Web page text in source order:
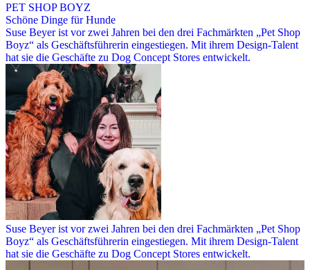
PET SHOP BOYZ
Schöne Dinge für Hunde
Suse Beyer ist vor zwei Jahren bei den drei Fachmärkten „Pet Shop
Boyz“ als Geschäftsführerin eingestiegen. Mit ihrem Design-Talent
hat sie die Geschäfte zu Dog Concept Stores entwickelt.
Suse Beyer ist vor zwei Jahren bei den drei Fachmärkten „Pet Shop
Boyz“ als Geschäftsführerin eingestiegen. Mit ihrem Design-Talent
hat sie die Geschäfte zu Dog Concept Stores entwickelt.